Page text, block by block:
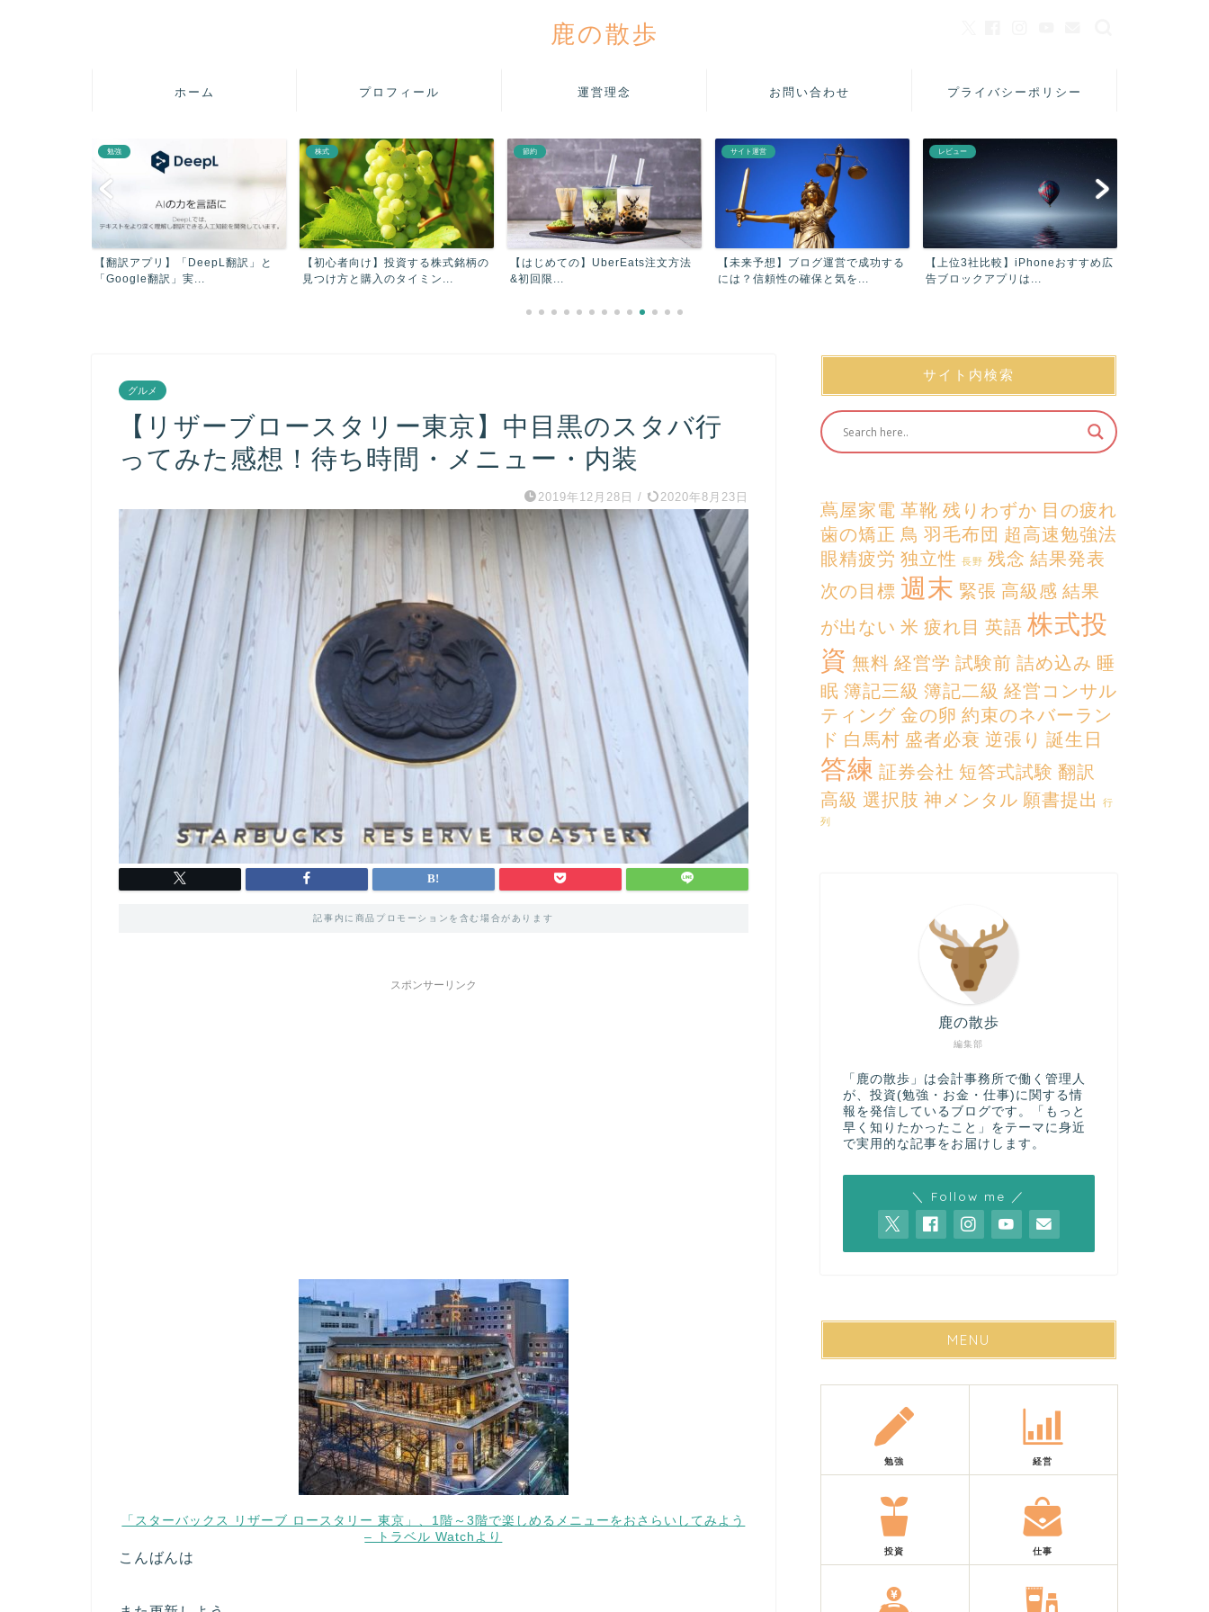
鹿の散歩
ホーム プロフィール 運営理念 お問い合わせ プライバシーポリシー
勉強
【翻訳アプリ】「DeepL翻訳」と
「Google翻訳」実...
株式
【初心者向け】投資する株式銘柄の
見つけ方と購入のタイミン...
節約
【はじめての】UberEats注文方法
&初回限...
サイト運営
【未来予想】ブログ運営で成功する
には？信頼性の確保と気を...
レビュー
【上位3社比較】iPhoneおすすめ広
告ブロックアプリは...
グルメ
【リザーブロースタリー東京】中目黒のスタバ行
ってみた感想！待ち時間・メニュー・内装
2019年12月28日 / 2020年8月23日
記事内に商品プロモーションを含む場合があります
スポンサーリンク
「スターバックス リザーブ ロースタリー 東京」、1階～3階で楽しめるメニューをおさらいしてみよう
– トラベル Watchより
こんばんは
サイト内検索
蔦屋家電 革靴 残りわずか 目の疲れ
歯の矯正 鳥 羽毛布団 超高速勉強法
眼精疲労 独立性 長野 残念 結果発表
次の目標 週末 緊張 高級感 結果
が出ない 米 疲れ目 英語 株式投
資 無料 経営学 試験前 詰め込み 睡
眠 簿記三級 簿記二級 経営コンサル
ティング 金の卵 約束のネバーラン
ド 白馬村 盛者必衰 逆張り 誕生日
答練 証券会社 短答式試験 翻訳
高級 選択肢 神メンタル 願書提出
行
列
編集部
鹿の散歩
「鹿の散歩」は会計事務所で働く管理人
が、投資(勉強・お金・仕事)に関する情
報を発信しているブログです。「もっと
早く知りたかったこと」をテーマに身近
で実用的な記事をお届けします。
＼ Follow me ／
MENU
勉強 経営
投資 仕事